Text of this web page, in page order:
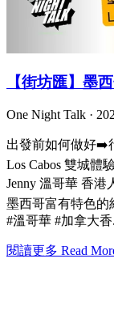
【街坊匯】墨
One Night Talk ·
出發前如何做好➡️
Los Cabos 雙城體
Jenny 溫哥華 香
墨西哥富有特色的
#溫哥華 #加拿大香
閱讀更多 Read